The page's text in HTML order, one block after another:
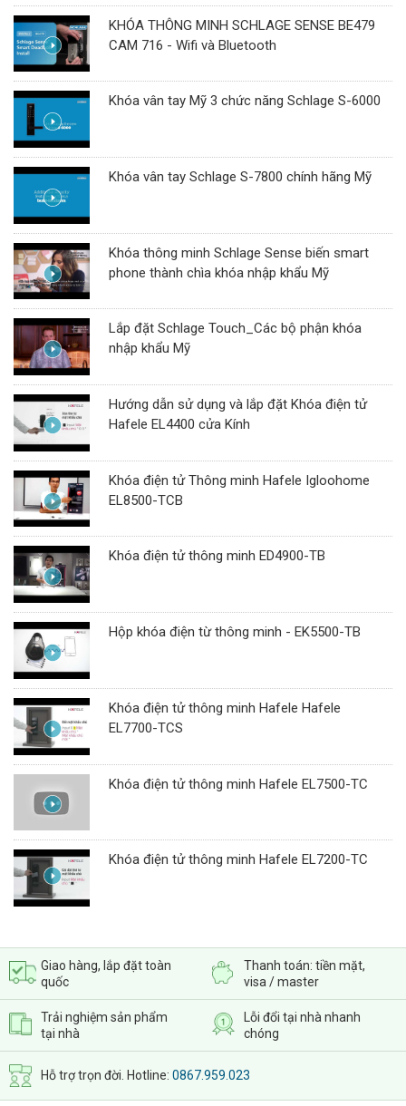
KHÓA THÔNG MINH SCHLAGE SENSE BE479
CAM 716 - Wifi và Bluetooth
Khóa vân tay Mỹ 3 chức năng Schlage S-6000
Khóa vân tay Schlage S-7800 chính hãng Mỹ
Khóa thông minh Schlage Sense biến smart
phone thành chìa khóa nhập khẩu Mỹ
Lắp đặt Schlage Touch_Các bộ phận khóa
nhập khẩu Mỹ
Hướng dẫn sử dụng và lắp đặt Khóa điện tử
Hafele EL4400 cửa Kính
Khóa điện tử Thông minh Hafele Igloohome
EL8500-TCB
Khóa điện tử thông minh ED4900-TB
Hộp khóa điện từ thông minh - EK5500-TB
Khóa điện tử thông minh Hafele Hafele
EL7700-TCS
Khóa điện tử thông minh Hafele EL7500-TC
Khóa điện tử thông minh Hafele EL7200-TC
Giao hàng, lắp đặt toàn
quốc
Thanh toán: tiền mặt,
visa / master
Trải nghiệm sản phẩm
tại nhà
Lỗi đổi tại nhà nhanh
chóng
Hỗ trợ trọn đời. Hotline: 0867.959.023